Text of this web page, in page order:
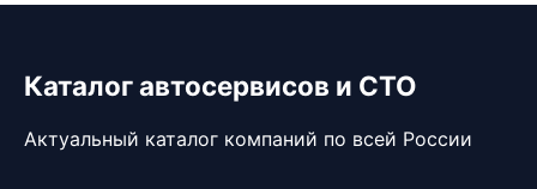
Каталог автосервисов и СТО
Актуальный каталог компаний по всей России